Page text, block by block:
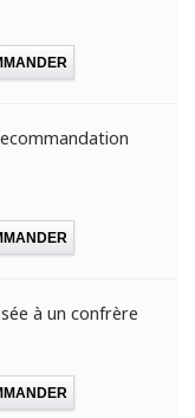
à un confrère